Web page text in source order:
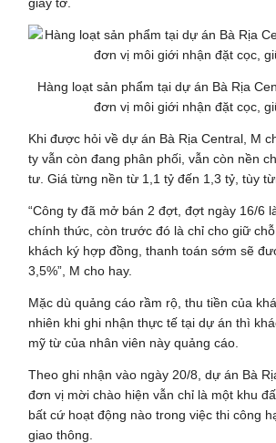
Hàng loạt sản phẩm tại dự án Bà Rịa
đơn vị môi giới nhận đặt cọc,
Khi được hỏi về dự án Bà Rịa Central, M
ty vẫn còn đang phân phối, vẫn còn nền
tư. Giá từng nền từ 1,1 tỷ đến 1,3 tỷ, tùy
“Công ty đã mở bán 2 đợt, đợt ngày 16/6
chính thức, còn trước đó là chỉ cho giữ
khách ký hợp đồng, thanh toán sớm sẽ
3,5%”, M cho hay.
Mặc dù quảng cáo rầm rộ, thu tiền của
nhiên khi ghi nhận thực tế tại dự án thì
mỹ từ của nhân viên này quảng cáo.
Theo ghi nhận vào ngày 20/8, dự án Bà
đơn vị mời chào hiện vẫn chỉ là một khu
bất cứ hoạt động nào trong việc thi công
giao thông.